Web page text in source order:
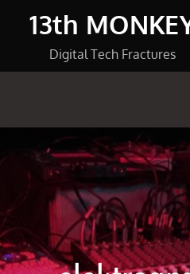
13th
Digital Tech Fractures